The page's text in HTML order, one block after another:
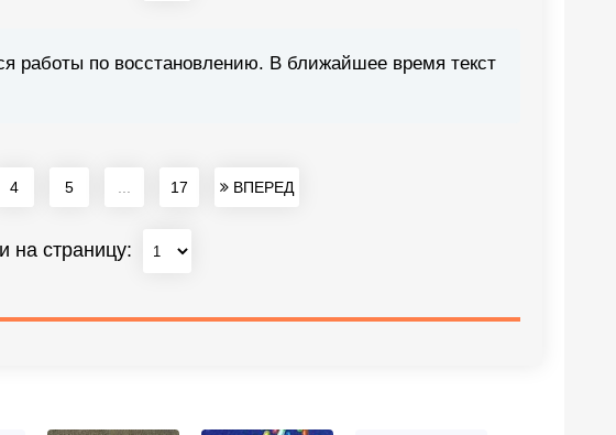
работы по восстановлению. В ближайшее время текст
4 5 17 ВПЕРЕД
на страницу: